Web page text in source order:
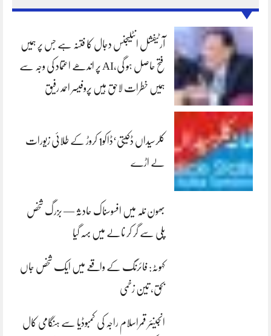
آرٹیفشل انٹلیجنس دجال کا فتنہ ہے جس پر ہمیں
فتح حاصل ہو گی،AI پر اندھے اعتماد کی وجہ سے
ہمیں خطرات لاحق ہیں پروفیسر احمد رفیق
کلرسیداں ڈکیتی‘ڈاکو1 کروڑ کے طلائی زیورات
لے اڑے
بھون نلہ میں افسوسناک حادثہ — بزرگ شخص
پلی سے گر کر نالے میں بہہ گیا
کہوٹہ: فائرنگ کے واقعے میں ایک شخص جاں
بحق، تین زخمی
انجینئر قمراسلام راجہ کی کمبوڈیا سے ہنگامی کال